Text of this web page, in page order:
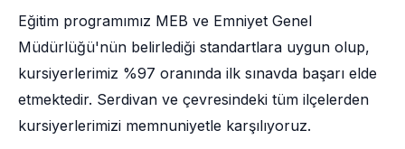
Eğitim programımız MEB ve Emniyet Genel
Müdürlüğü'nün belirlediği standartlara uygun olup,
kursiyerlerimiz %97 oranında ilk sınavda başarı elde
etmektedir. Serdivan ve çevresindeki tüm ilçelerden
kursiyerlerimizi memnuniyetle karşılıyoruz.